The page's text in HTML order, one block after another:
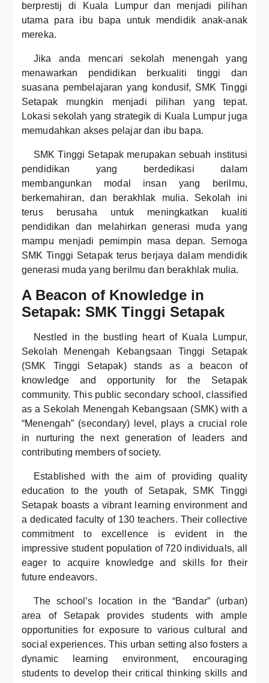
berprestij di Kuala Lumpur dan menjadi pilihan
utama para ibu bapa untuk mendidik anak-anak
mereka.
Jika anda mencari sekolah menengah yang
menawarkan pendidikan berkualiti tinggi dan
suasana pembelajaran yang kondusif, SMK Tinggi
Setapak mungkin menjadi pilihan yang tepat.
Lokasi sekolah yang strategik di Kuala Lumpur juga
memudahkan akses pelajar dan ibu bapa.
SMK Tinggi Setapak merupakan sebuah institusi
pendidikan yang berdedikasi dalam
membangunkan modal insan yang berilmu,
berkemahiran, dan berakhlak mulia. Sekolah ini
terus berusaha untuk meningkatkan kualiti
pendidikan dan melahirkan generasi muda yang
mampu menjadi pemimpin masa depan. Semoga
SMK Tinggi Setapak terus berjaya dalam mendidik
generasi muda yang berilmu dan berakhlak mulia.
A Beacon of Knowledge in
Setapak: SMK Tinggi Setapak
Nestled in the bustling heart of Kuala Lumpur,
Sekolah Menengah Kebangsaan Tinggi Setapak
(SMK Tinggi Setapak) stands as a beacon of
knowledge and opportunity for the Setapak
community. This public secondary school, classified
as a Sekolah Menengah Kebangsaan (SMK) with a
“Menengah” (secondary) level, plays a crucial role
in nurturing the next generation of leaders and
contributing members of society.
Established with the aim of providing quality
education to the youth of Setapak, SMK Tinggi
Setapak boasts a vibrant learning environment and
a dedicated faculty of 130 teachers. Their collective
commitment to excellence is evident in the
impressive student population of 720 individuals, all
eager to acquire knowledge and skills for their
future endeavors.
The school’s location in the “Bandar” (urban)
area of Setapak provides students with ample
opportunities for exposure to various cultural and
social experiences. This urban setting also fosters a
dynamic learning environment, encouraging
students to develop their critical thinking skills and